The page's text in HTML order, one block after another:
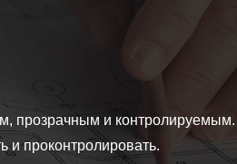
прозрачным и
и проконтролировать.